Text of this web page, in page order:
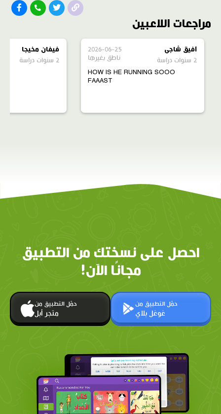
مراجعات اللاعبين
آفيق شاجى
2 سنوات دراسة
HOW IS HE RUNNING SOOO
FAAAST
2026-06-25
ناطق بغيرها
فيفان مخيجا
2 سنوات دراسة
احصل على نسختك من التطبيق
مجانًا الآن!
حمّل التطبيق من
متجر أبل
حمّل التطبيق من
غوغل بلاي